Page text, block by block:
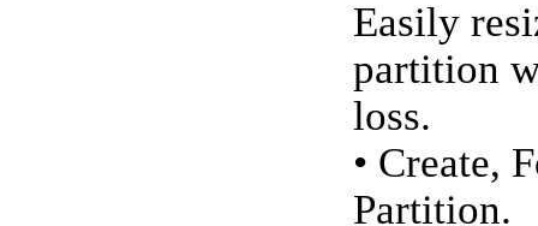
Easily
partition
loss.
• Create,
Partition.